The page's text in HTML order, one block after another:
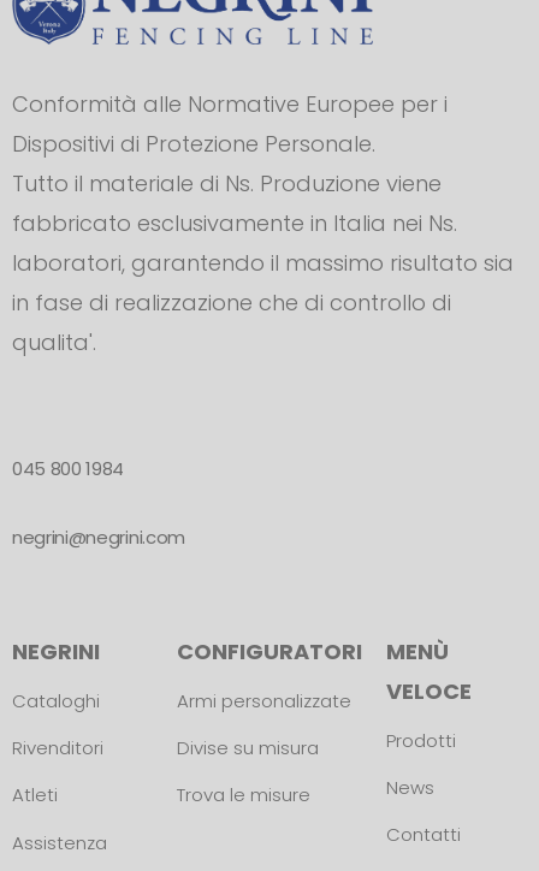
Conformità alle Normative Europee per i
Dispositivi di Protezione Personale.
Tutto il materiale di Ns. Produzione viene
fabbricato esclusivamente in Italia nei Ns.
laboratori, garantendo il massimo risultato sia
in fase di realizzazione che di controllo di
qualita'.
045 800 1984
negrini@negrini.com
NEGRINI
Cataloghi
Rivenditori
Atleti
Assistenza
CONFIGURATORI
Armi personalizzate
Divise su misura
Trova le misure
MENÙ
VELOCE
Prodotti
News
Contatti